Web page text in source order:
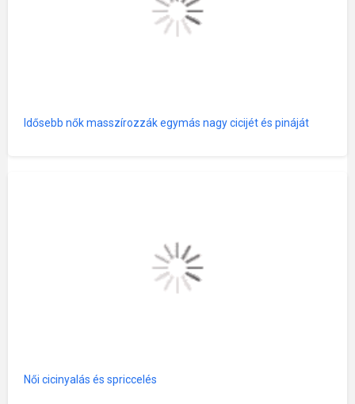
Idősebb nők masszírozzák egymás nagy cicijét és pináját
Női cicinyalás és spriccelés